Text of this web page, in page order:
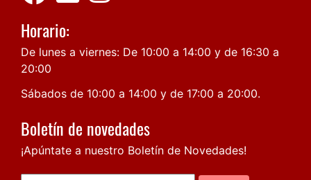
Horario:
De lunes a viernes: De 10:00 a 14:00 y de 16:30 a
20:00
Sábados de 10:00 a 14:00 y de 17:00 a 20:00.
Boletín de novedades
¡Apúntate a nuestro Boletín de Novedades!